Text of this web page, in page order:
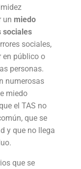
un miedo
sociales
sociales,
en público o
personas.
numerosas
miedo
el TAS no
que se
y que no llega
que se